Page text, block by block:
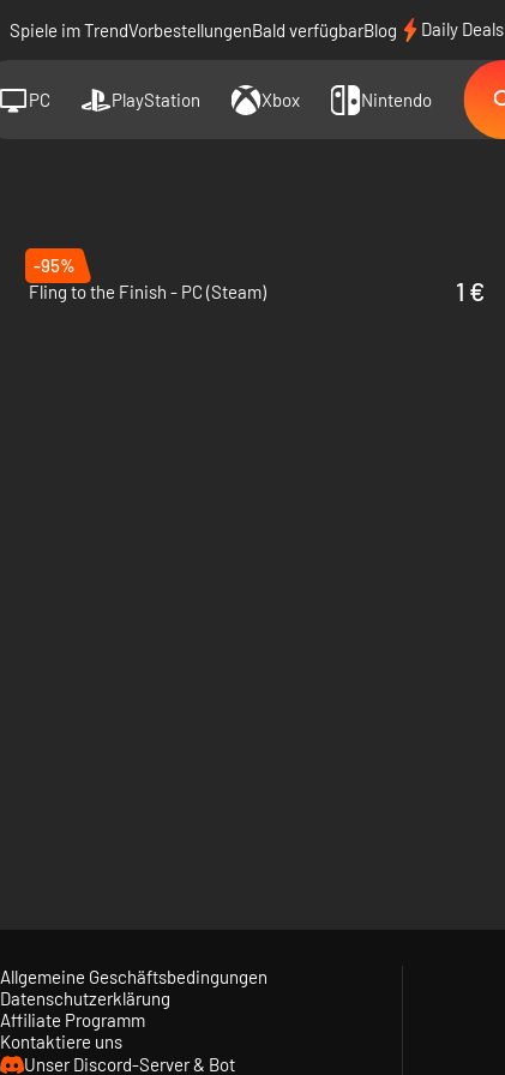
Spiele im TrendVorbestellungenBald verfügbarBlog Daily Deals
PC PlayStation Xbox Nintendo
-95%
Fling to the Finish - PC (Steam)
1 €
Allgemeine Geschäftsbedingungen
Datenschutzerklärung
Affiliate Programm
Kontaktiere uns
Unser Discord-Server & Bot